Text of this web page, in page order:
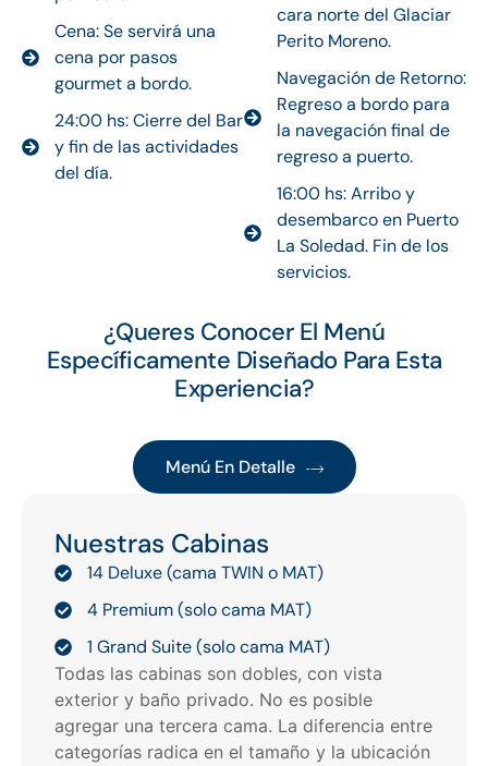
Cena: Se servirá una
cena por pasos
gourmet a bordo.
24:00 hs: Cierre del Bar
y fin de las actividades
del día.
cara norte del Glaciar
Perito Moreno.
Navegación de Retorno:
Regreso a bordo para
la navegación final de
regreso a puerto.
16:00 hs: Arribo y
desembarco en Puerto
La Soledad. Fin de los
servicios.
¿Queres Conocer El Menú
Específicamente Diseñado Para Esta
Experiencia?
Menú En Detalle
Nuestras Cabinas
14 Deluxe (cama TWIN o MAT)
4 Premium (solo cama MAT)
1 Grand Suite (solo cama MAT)
Todas las cabinas son dobles, con vista
exterior y baño privado. No es posible
agregar una tercera cama. La diferencia entre
categorías radica en el tamaño y la ubicación